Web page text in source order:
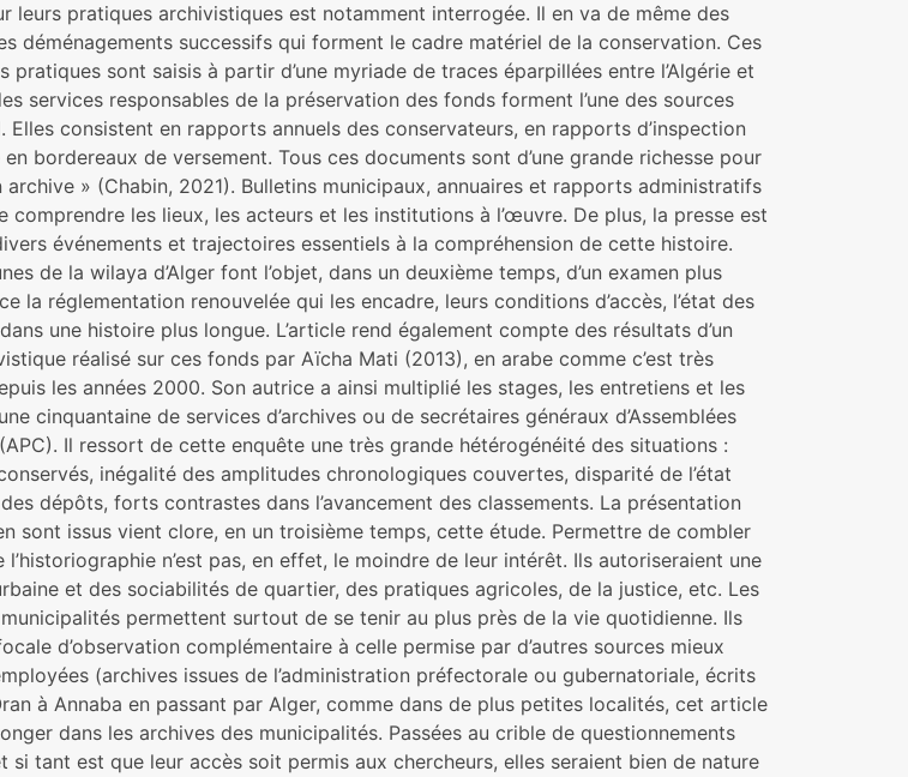
leurs pratiques archivistiques est notamment interrogée. Il en va de même des
déménagements successifs qui forment le cadre matériel de la conservation. Ces
pratiques sont saisis à partir d’une myriade de traces éparpillées entre l’Algérie et
services responsables de la préservation des fonds forment l’une des sources
Elles consistent en rapports annuels des conservateurs, en rapports d’inspection
bordereaux de versement. Tous ces documents sont d’une grande richesse pour
» (Chabin, 2021). Bulletins municipaux, annuaires et rapports administratifs
comprendre les lieux, les acteurs et les institutions à l’œuvre. De plus, la presse est
événements et trajectoires essentiels à la compréhension de cette histoire.
de la wilaya d’Alger font l’objet, dans un deuxième temps, d’un examen plus
la réglementation renouvelée qui les encadre, leurs conditions d’accès, l’état des
une histoire plus longue. L’article rend également compte des résultats d’un
réalisé sur ces fonds par Aïcha Mati (2013), en arabe comme c’est très
les années 2000. Son autrice a ainsi multiplié les stages, les entretiens et les
cinquantaine de services d’archives ou de secrétaires généraux d’Assemblées
Il ressort de cette enquête une très grande hétérogénéité des situations :
inégalité des amplitudes chronologiques couvertes, disparité de l’état
dépôts, forts contrastes dans l’avancement des classements. La présentation
sont issus vient clore, en un troisième temps, cette étude. Permettre de combler
n’est pas, en effet, le moindre de leur intérêt. Ils autoriseraient une
et des sociabilités de quartier, des pratiques agricoles, de la justice, etc. Les
permettent surtout de se tenir au plus près de la vie quotidienne. Ils
d’observation complémentaire à celle permise par d’autres sources mieux
(archives issues de l’administration préfectorale ou gubernatoriale, écrits
à Annaba en passant par Alger, comme dans de plus petites localités, cet article
dans les archives des municipalités. Passées au crible de questionnements
si tant est que leur accès soit permis aux chercheurs, elles seraient bien de nature